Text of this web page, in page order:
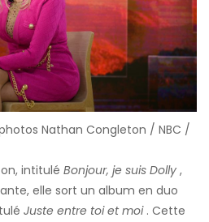
Nathan Congleton / NBC /
intitulé Bonjour, je suis Dolly ,
elle sort un album en duo
Juste entre toi et moi. Cette